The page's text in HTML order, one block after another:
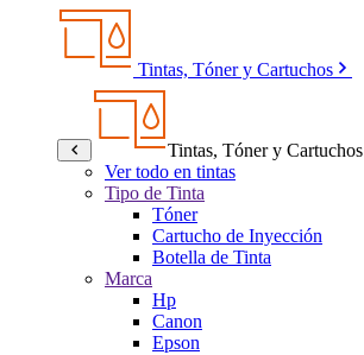
Tintas, Tóner y Cartuchos
Tintas, Tóner y Cartuchos
Ver todo en tintas
Tipo de Tinta
Tóner
Cartucho de Inyección
Botella de Tinta
Marca
Hp
Canon
Epson